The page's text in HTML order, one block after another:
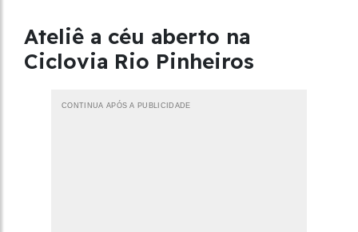
Ateliê a céu aberto na
Ciclovia Rio Pinheiros
CONTINUA APÓS A PUBLICIDADE